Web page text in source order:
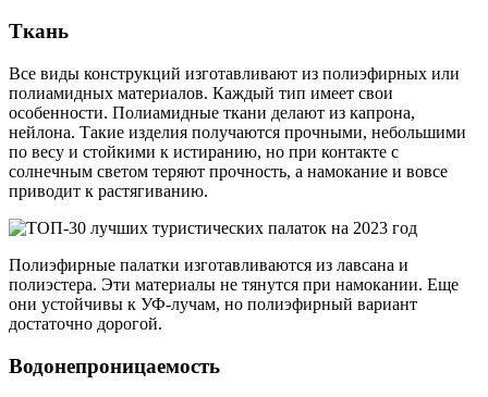
Ткань
Все виды конструкций изготавливают из полиэфирных или
полиамидных материалов. Каждый тип имеет свои
особенности. Полиамидные ткани делают из капрона,
нейлона. Такие изделия получаются прочными, небольшими
по весу и стойкими к истиранию, но при контакте с
солнечным светом теряют прочность, а намокание и вовсе
приводит к растягиванию.
Полиэфирные палатки изготавливаются из лавсана и
полиэстера. Эти материалы не тянутся при намокании. Еще
они устойчивы к УФ-лучам, но полиэфирный вариант
достаточно дорогой.
Водонепроницаемость